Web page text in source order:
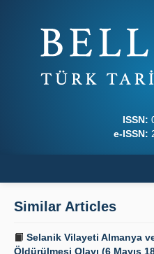
ISSN:
e-ISSN:
Journal Boards
Similar Articles
Selanik Vilayeti Almanya
Öldürülmesi Olayı (6 Mayıs